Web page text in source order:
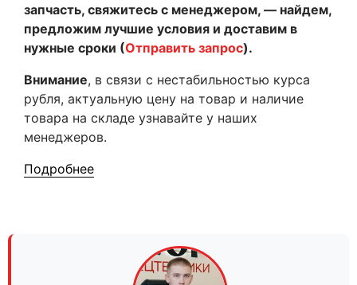
запчасть, свяжитесь с менеджером, — найдем,
предложим лучшие условия и доставим в
нужные сроки (Отправить запрос).
Внимание, в связи с нестабильностью курса
рубля, актуальную цену на товар и наличие
товара на складе узнавайте у наших
менеджеров.
Подробнее